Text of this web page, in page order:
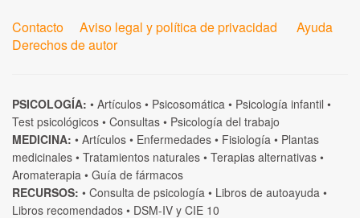
Contacto Aviso legal y política de privacidad
Ayuda
Derechos de autor
PSICOLOGÍA: • Artículos • Psicosomática • Psicología infantil •
Test psicológicos • Consultas • Psicología del trabajo
MEDICINA: • Artículos • Enfermedades • Fisiología • Plantas
medicinales • Tratamientos naturales • Terapias alternativas •
Aromaterapia • Guía de fármacos
RECURSOS: • Consulta de psicología • Libros de autoayuda •
Libros recomendados • DSM-IV y CIE 10